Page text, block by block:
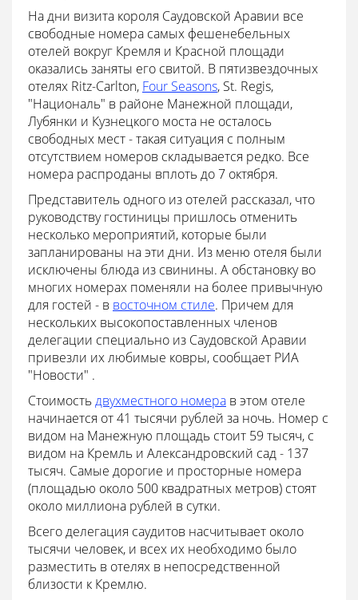
На дни визита короля Саудовской Аравии все
свободные номера самых фешенебельных
отелей вокруг Кремля и Красной площади
оказались заняты его свитой. В пятизвездочных
отелях Ritz-Carlton, Four Seasons, St. Regis,
"Националь" в районе Манежной площади,
Лубянки и Кузнецкого моста не осталось
свободных мест - такая ситуация с полным
отсутствием номеров складывается редко. Все
номера распроданы вплоть до 7 октября.
Представитель одного из отелей рассказал, что
руководству гостиницы пришлось отменить
несколько мероприятий, которые были
запланированы на эти дни. Из меню отеля были
исключены блюда из свинины. А обстановку во
многих номерах поменяли на более привычную
для гостей - в восточном стиле. Причем для
нескольких высокопоставленных членов
делегации специально из Саудовской Аравии
привезли их любимые ковры, сообщает РИА
"Новости" .
Стоимостьдвухместного номера в этом отеле
начинается от 41 тысячи рублей за ночь. Номер с
видом на Манежную площадь стоит 59 тысяч, с
видом на Кремль и Александровский сад - 137
тысяч. Самые дорогие и просторные номера
(площадью около 500 квадратных метров) стоят
около миллиона рублей в сутки.
Всего делегация саудитов насчитывает около
тысячи человек, и всех их необходимо было
разместить в отелях в непосредственной
близости к Кремлю.